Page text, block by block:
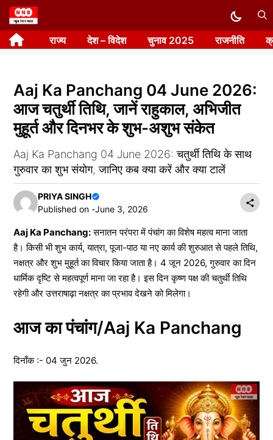
Skip
to
content राज्य देश – विदेश चुनाव 2025 राजनीति
Aaj Ka Panchang 04 June 2026:
आज चतुर्थी तिथि, जानें राहुकाल, अभिजीत
मुहूर्त और दिनभर के शुभ-अशुभ संकेत
Aaj Ka Panchang 04 June 2026: चतुर्थी तिथि के साथ
गुरुवार का शुभ संयोग, जानिए कब क्या करें और क्या टालें
PRIYA SINGH
Published on -June 3, 2026
Aaj Ka Panchang:सनातन परंपरा में पंचांग का विशेष महत्व माना जाता
है। किसी भी शुभ कार्य, यात्रा, पूजा-पाठ या नए कार्य की शुरुआत से पहले तिथि,
नक्षत्र और शुभ मुहूर्त का विचार किया जाता है। 4 जून 2026, गुरुवार का दिन
धार्मिक दृष्टि से महत्वपूर्ण माना जा रहा है। इस दिन कृष्ण पक्ष की चतुर्थी तिथि
रहेगी और उत्तराषाढ़ा नक्षत्र का प्रभाव देखने को मिलेगा।
आज का पंचांग/Aaj Ka Panchang
दिनाँक :- 04 जुन 2026.